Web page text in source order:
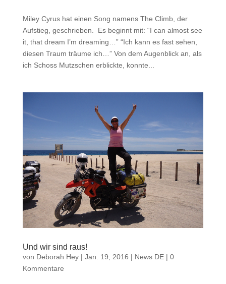
Miley Cyrus hat einen Song namens The Climb, der
Aufstieg, geschrieben. Es beginnt mit: “I can almost see
it, that dream I’m dreaming…” “Ich kann es fast sehen,
diesen Traum träume ich…” Von dem Augenblick an, als
ich Schoss Mutzschen erblickte, konnte...
Und wir sind raus!
von Deborah Hey| Jan. 19, 2016 | News DE| 0
Kommentare